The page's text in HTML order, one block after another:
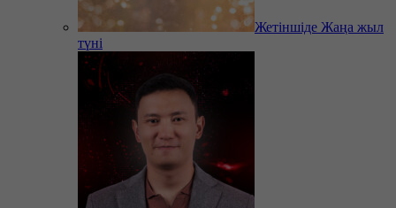
Жетіншіде Жаңа жыл
түні